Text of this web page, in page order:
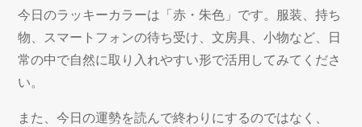
今日のラッキーカラーは「赤・朱色」です。服装、持ち
物、スマートフォンの待ち受け、文房具、小物など、日
常の中で自然に取り入れやすい形で活用してみてくださ
い。
また、今日の運勢を読んで終わりにするのではなく、